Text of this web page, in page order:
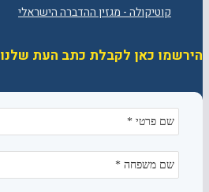
הירשמו כאן לקבלת כתב העת שלנו